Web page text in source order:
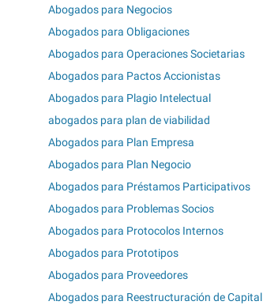
Abogados para Negocios
Abogados para Obligaciones
Abogados para Operaciones Societarias
Abogados para Pactos Accionistas
Abogados para Plagio Intelectual
abogados para plan de viabilidad
Abogados para Plan Empresa
Abogados para Plan Negocio
Abogados para Préstamos Participativos
Abogados para Problemas Socios
Abogados para Protocolos Internos
Abogados para Prototipos
Abogados para Proveedores
Abogados para Reestructuración de Capital